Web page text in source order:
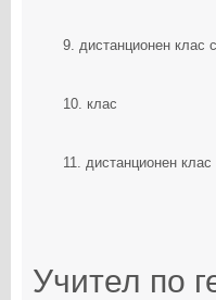
9. дистанционен клас
10. клас
11. дистанционен клас
Учител по